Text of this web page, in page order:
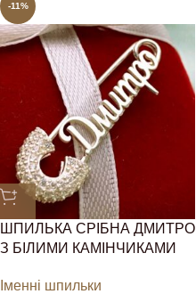
-11%
ШПИЛЬКА СРІБНА ДМИТРО
З БІЛИМИ КАМІНЧИКАМИ
Іменні шпильки